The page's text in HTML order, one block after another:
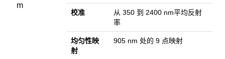
m
校准
从 350 到 2400 nm平均反射
率
均匀性映
射
905 nm 处的 9 点映射